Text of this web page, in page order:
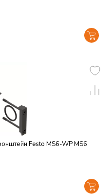
Festo MS6-WP MS6